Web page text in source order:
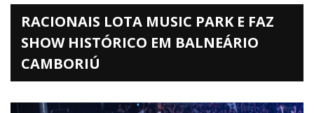
RACIONAIS LOTA MUSIC PARK E FAZ
SHOW HISTÓRICO EM BALNEÁRIO
CAMBORIÚ